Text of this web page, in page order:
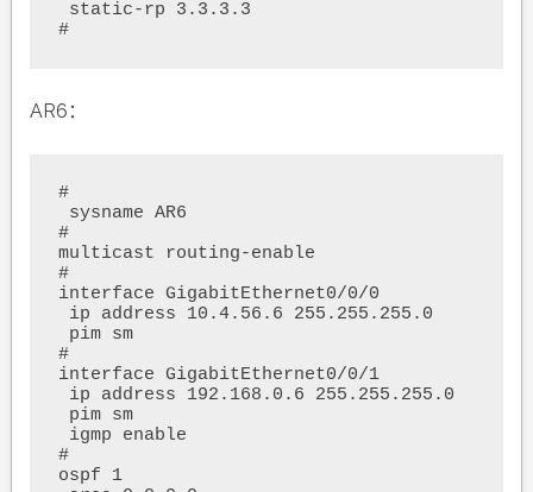
#
AR6：
#
#
multicast routing-enable
#
interface GigabitEthernet0/0/0
#
interface GigabitEthernet0/0/1
#
ospf 1